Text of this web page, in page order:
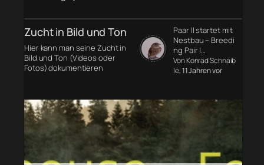
Zucht in Bild und Ton
Hier kann man seine Zucht in
Bild und Ton (Videos oder
Fotos) dokumentieren
Paar II startet mit
Nestbau – Breedi
ng Pair I…
Von Konrad Schnaib
le, 11 Jahren vor